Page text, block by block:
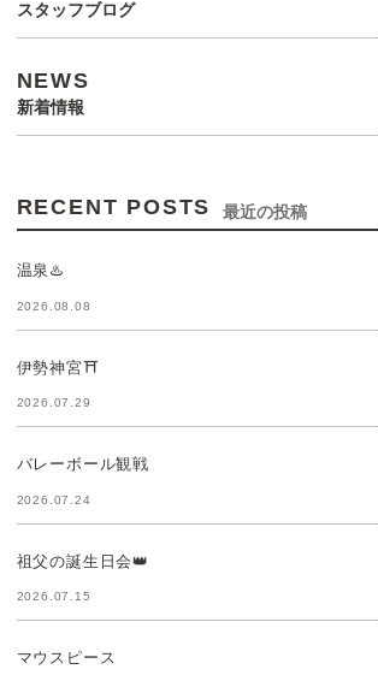
スタッフブログ
NEWS
新着情報
RECENT POSTS 最近の投稿
温泉♨️
2026.08.08
伊勢神宮⛩️
2026.07.29
バレーボール観戦
2026.07.24
祖父の誕生日会👑
2026.07.15
マウスピース